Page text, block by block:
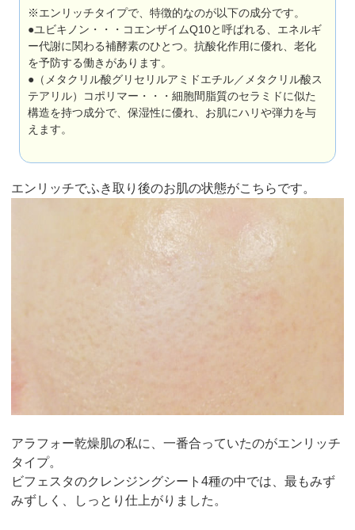
※エンリッチタイプで、特徴的なのが以下の成分です。
●ユビキノン・・・コエンザイムQ10と呼ばれる、エネルギ
ー代謝に関わる補酵素のひとつ。抗酸化作用に優れ、老化
を予防する働きがあります。
●（メタクリル酸グリセリルアミドエチル／メタクリル酸ス
テアリル）コポリマー・・・細胞間脂質のセラミドに似た
構造を持つ成分で、保湿性に優れ、お肌にハリや弾力を与
えます。
エンリッチでふき取り後のお肌の状態がこちらです。
アラフォー乾燥肌の私に、一番合っていたのがエンリッチ
タイプ。
ビフェスタのクレンジングシート4種の中では、最もみず
みずしく、しっとり仕上がりました。